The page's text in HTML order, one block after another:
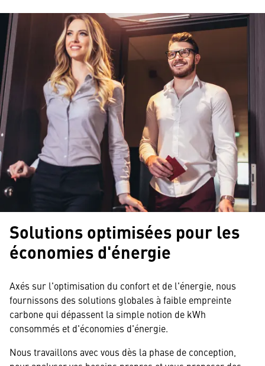
Solutions optimisées pour les
économies d'énergie
Axés sur l'optimisation du confort et de l'énergie, nous
fournissons des solutions globales à faible empreinte
carbone qui dépassent la simple notion de kWh
consommés et d'économies d'énergie.
Nous travaillons avec vous dès la phase de conception,